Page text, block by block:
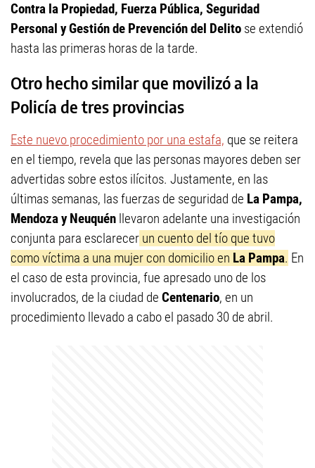
Contra la Propiedad, Fuerza Pública, Seguridad
Personal y Gestión de Prevención del Delito se extendió
hasta las primeras horas de la tarde.
Otro hecho similar que movilizó a la
Policía de tres provincias
Este nuevo procedimiento por una estafa, que se reitera
en el tiempo, revela que las personas mayores deben ser
advertidas sobre estos ilícitos. Justamente, en las
últimas semanas, las fuerzas de seguridad de La Pampa,
Mendoza y Neuquén llevaron adelante una investigación
conjunta para esclarecer un cuento del tío que tuvo
como víctima a una mujer con domicilio en La Pampa. En
el caso de esta provincia, fue apresado uno de los
involucrados, de la ciudad de Centenario, en un
procedimiento llevado a cabo el pasado 30 de abril.